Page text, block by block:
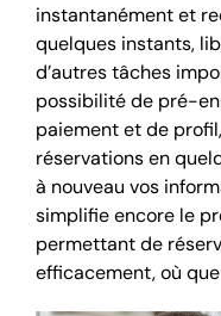
instantanément et
quelques instants,
d’autres tâches
possibilité de pré-
paiement et de
réservations en
à nouveau vos
simplifie encore le
permettant de
efficacement, où que